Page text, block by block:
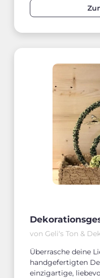
von Geli‘s Ton &
Überrasche deine
handgefertigten
einzigartige,